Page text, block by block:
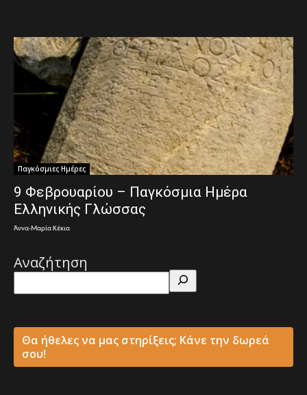
Παγκόσμιες Ημέρες
9 Φεβρουαρίου – Παγκόσμια Ημέρα
Ελληνικής Γλώσσας
Άννα-Μαρία Κέκια
Αναζήτηση
Θα ήθελες να μας στηρίξεις; Κάνε την δωρεά
σου!